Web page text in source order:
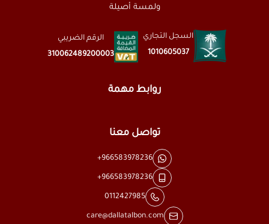
ولمسة أصيلة
السجل التجاري
1010605037
الرقم الضريبي
310062489200003
روابط مهمة
تواصل معنا
+966583978236
+966583978236
0112427985
care@dallatalbon.com